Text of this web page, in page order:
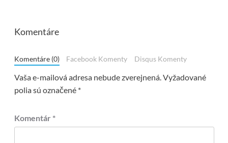
Komentáre
Komentáre (0) Facebook Komenty Disqus Komenty
Vaša e-mailová adresa nebude zverejnená.Vyžadované
polia sú označené *
Komentár *